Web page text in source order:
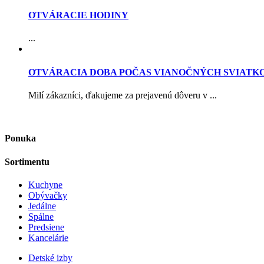
OTVÁRACIE HODINY
...
OTVÁRACIA DOBA POČAS VIANOČNÝCH
Milí zákazníci, ďakujeme za prejavenú dôveru v ...
Ponuka
Sortimentu
Kuchyne
Obývačky
Jedálne
Spálne
Predsiene
Kancelárie
Detské izby